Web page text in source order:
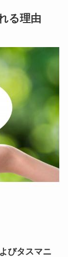
る理由
びタスマニ